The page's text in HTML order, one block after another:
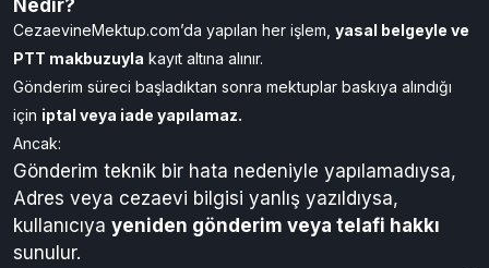
Kitap, dergi veya fiziki eşya
cezaevlerinin kendi kurallarına tabidir ve bu sistem
üzerinden yapılmaz.
💰Ücret İadesi ve Yeniden Gönderim Politikası
Nedir?
CezaevineMektup.com’da yapılan her işlem,
PTT makbuzuylakayıt altına alınır.
Gönderim süreci başladıktan sonra mektuplar baskıya alındığı
içiniptal veya iade yapılamaz.
Ancak: